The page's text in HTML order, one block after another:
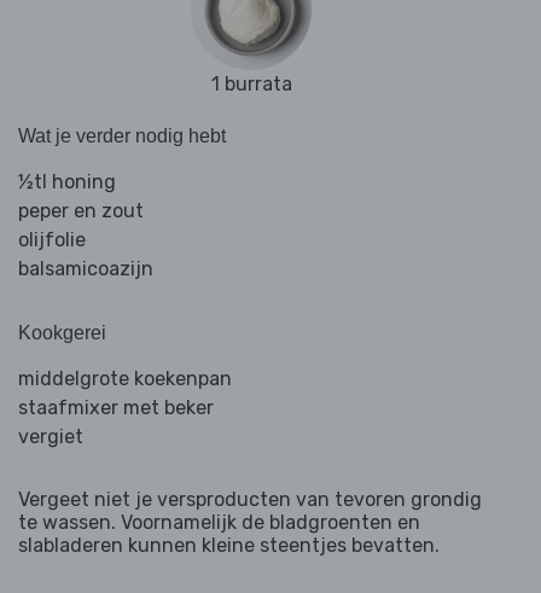
1 burrata
Wat je verder nodig hebt
½tl honing
peper en zout
olijfolie
balsamicoazijn
Kookgerei
middelgrote koekenpan
staafmixer met beker
vergiet
Vergeet niet je versproducten van tevoren grondig
te wassen. Voornamelijk de bladgroenten en
slabladeren kunnen kleine steentjes bevatten.